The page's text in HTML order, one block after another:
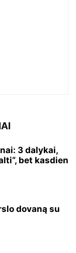
3 dalykai,
bet kasdien
dovaną su